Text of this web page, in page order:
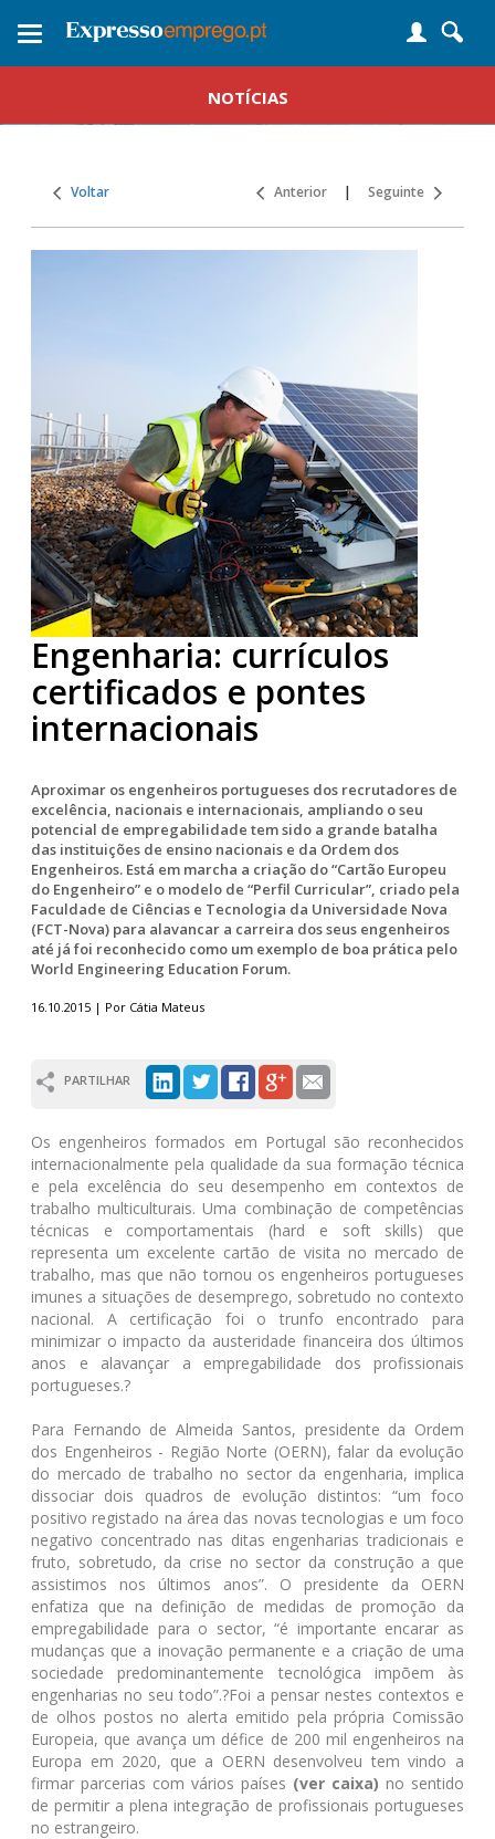
Toggle
NOTÍCIAS
Voltar Anterior | Seguinte
Engenharia: currículos
certificados e pontes
internacionais
Aproximar os engenheiros portugueses dos recrutadores de
excelência, nacionais e internacionais, ampliando o seu
potencial de empregabilidade tem sido a grande batalha
das instituições de ensino nacionais e da Ordem dos
Engenheiros. Está em marcha a criação do “Cartão Europeu
do Engenheiro” e o modelo de “Perfil Curricular”, criado pela
Faculdade de Ciências e Tecnologia da Universidade Nova
(FCT-Nova) para alavancar a carreira dos seus engenheiros
até já foi reconhecido como um exemplo de boa prática pelo
World Engineering Education Forum.
16.10.2015 | Por Cátia Mateus
PARTILHAR
Os engenheiros formados em Portugal são reconhecidos
internacionalmente pela qualidade da sua formação técnica
e pela excelência do seu desempenho em contextos de
trabalho multiculturais. Uma combinação de competências
técnicas e comportamentais (hard e soft skills) que
representa um excelente cartão de visita no mercado de
trabalho, mas que não tornou os engenheiros portugueses
imunes a situações de desemprego, sobretudo no contexto
nacional. A certificação foi o trunfo encontrado para
minimizar o impacto da austeridade financeira dos últimos
anos e alavançar a empregabilidade dos profissionais
portugueses.?
Para Fernando de Almeida Santos, presidente da Ordem
dos Engenheiros - Região Norte (OERN), falar da evolução
do mercado de trabalho no sector da engenharia, implica
dissociar dois quadros de evolução distintos: “um foco
positivo registado na área das novas tecnologias e um foco
negativo concentrado nas ditas engenharias tradicionais e
fruto, sobretudo, da crise no sector da construção a que
assistimos nos últimos anos”. O presidente da OERN
enfatiza que na definição de medidas de promoção da
empregabilidade para o sector, “é importante encarar as
mudanças que a inovação permanente e a criação de uma
sociedade predominantemente tecnológica impõem às
engenharias no seu todo”.?Foi a pensar nestes contextos e
de olhos postos no alerta emitido pela própria Comissão
Europeia, que avança um défice de 200 mil engenheiros na
Europa em 2020, que a OERN desenvolveu tem vindo a
firmar parcerias com vários países (ver caixa) no sentido
de permitir a plena integração de profissionais portugueses
no estrangeiro.